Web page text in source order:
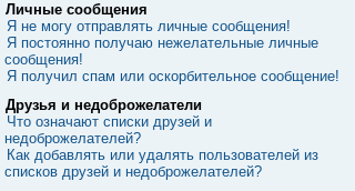
Личные сообщения
Я не могу отправлять личные сообщения!
Я постоянно получаю нежелательные личные
сообщения!
Я получил спам или оскорбительное сообщение!
Друзья и недоброжелатели
Что означают списки друзей и
недоброжелателей?
Как добавлять или удалять пользователей из
списков друзей и недоброжелателей?